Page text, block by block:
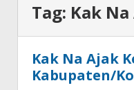
Tag: Kak
Kak Na Ajak
Kabupaten/